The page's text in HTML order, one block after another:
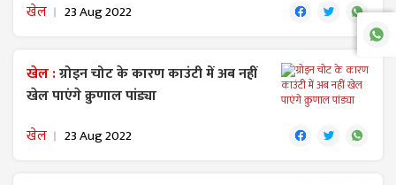
खेल 23 Aug 2022
खेल :ग्रोइन चोट के कारण काउंटी में अब नहीं
खेल पाएंगे क्रुणाल पांड्या
खेल 23 Aug 2022